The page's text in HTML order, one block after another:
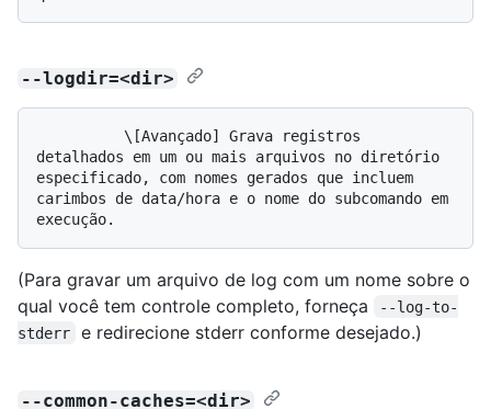
--logdir=<dir>
detalhados em um ou mais arquivos no diretório
especificado, com nomes gerados que incluem
carimbos de data/hora e o nome do subcomando em
(Para gravar um arquivo de log com um nome sobre o
qual você tem controle completo, forneça
--log-to-
stderr
e redirecione stderr conforme desejado.)
--common-caches=<dir>